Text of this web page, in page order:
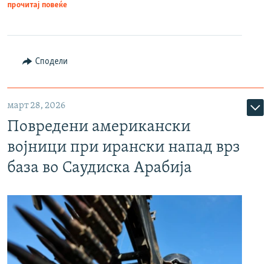
прочитај повеќе
Сподели
март 28, 2026
Повредени американски
војници при ирански напад врз
база во Саудиска Арабија